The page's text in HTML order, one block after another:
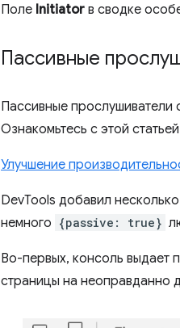
Поле Initiator в сводке
Пассивные
Пассивные прослушиватели
Ознакомьтесь с этой
Улучшение
DevTools добавил
немного {passive: true}
Во-первых, консоль выдает
страницы на неоправданно